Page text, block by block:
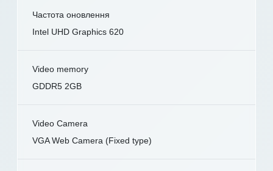
Частота оновлення
Intel UHD Graphics 620
Video memory
GDDR5 2GB
Video Camera
VGA Web Camera (Fixed type)